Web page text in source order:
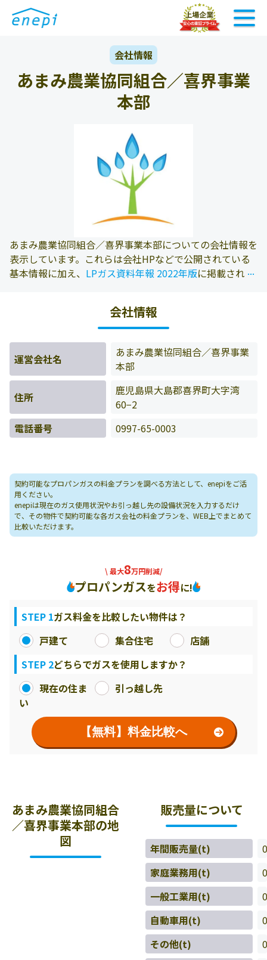
会社情報
あまみ農業協同組合／喜界事業
本部
あまみ農業協同組合／喜界事業本部についての会社情報を
表示しています。これらは会社HPなどで公開されている
基本情報に加え、 LPガス資料年報 2022年版に掲載されて
...
...
会社情報
運営会社名
あまみ農業協同組合／喜界事業
本部
住所
鹿児島県大島郡喜界町大字湾
60−2
電話番号
0997-65-0003
契約可能なプロパンガスの料金プランを調べる方法として、enepiをご活
用ください。
enepiは現在のガス使用状況やお引っ越し先の設備状況を入力するだけ
で、その物件で契約可能な各ガス会社の料金プランを、WEB上でまとめて
比較いただけます。
\ 最大8万円削減/
プロパンガスをお得に!
STEP 1ガス料金を比較したい物件は？
戸建て
集合住宅
店舗
STEP 2どちらでガスを使用しますか？
現在の住ま
い
引っ越し先
【無料】料金比較へ
あまみ農業協同組合
／喜界事業本部の地
図
販売量について
年間販売量(t)
0
家庭業務用(t)
0
一般工業用(t)
0
自動車用(t)
0
その他(t)
0